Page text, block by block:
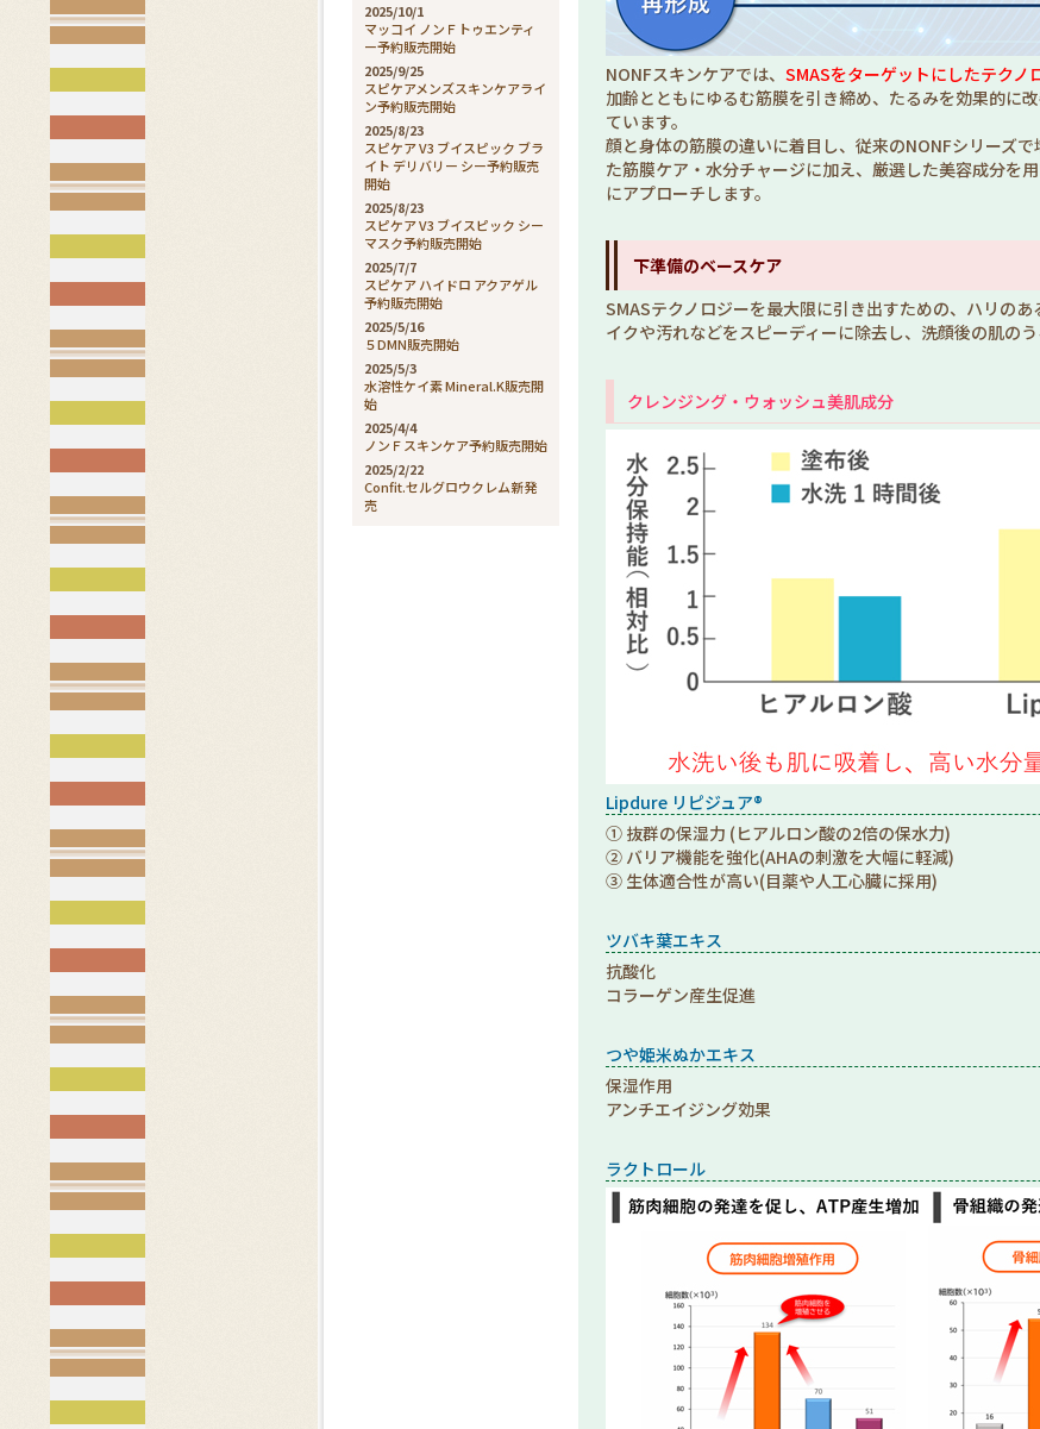
2025/10/1
マッコイ ノンＦトゥエンティ
ー予約販売開始
2025/9/25
スピケアメンズスキンケアライ
ン予約販売開始
2025/8/23
スピケア V3 ブイスピック ブラ
イト デリバリー シー予約販売
開始
2025/8/23
スピケア V3 ブイスピック シー
マスク予約販売開始
2025/7/7
スピケア ハイドロ アクアゲル
予約販売開始
2025/5/16
５DMN販売開始
2025/5/3
水溶性ケイ素 Mineral.K販売開
始
2025/4/4
ノンＦスキンケア予約販売開始
2025/2/22
Confit.セルグロウクレム新発
売
NONFスキンケアでは、 SMASをターゲットにしたテクノ
加齢とともにゆるむ筋膜を引き締め、たるみを効果的に
ています。
顔と身体の筋膜の違いに着目し、従来のNONFシリーズ
た筋膜ケア・水分チャージに加え、厳選した美容成分を
にアプローチします。
下準備のベースケア
SMASテクノロジーを最大限に引き出すための、ハリのあ
イクや汚れなどをスピーディーに除去し、洗顔後の肌のう
クレンジング・ウォッシュ美肌成分
Lipdure リピジュア®
① 抜群の保湿力 (ヒアルロン酸の2倍の保水力)
② バリア機能を強化(AHAの刺激を大幅に軽減)
③ 生体適合性が高い(目薬や人工心臓に採用)
ツバキ葉エキス
抗酸化
コラーゲン産生促進
つや姫米ぬかエキス
保湿作用
アンチエイジング効果
ラクトロール